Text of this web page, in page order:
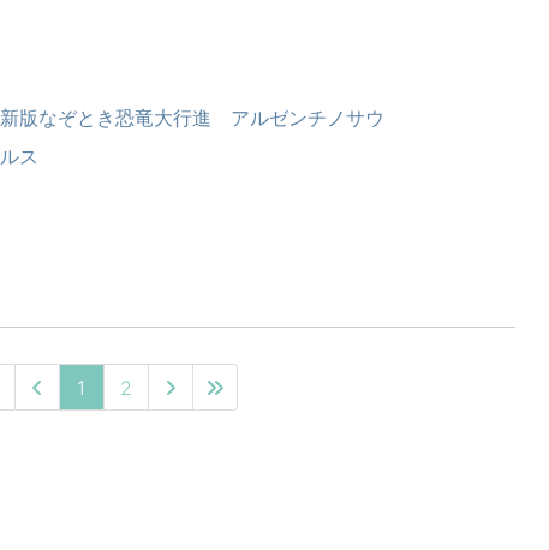
新版なぞとき恐竜大行進 アルゼンチノサウ
ルス
1 2